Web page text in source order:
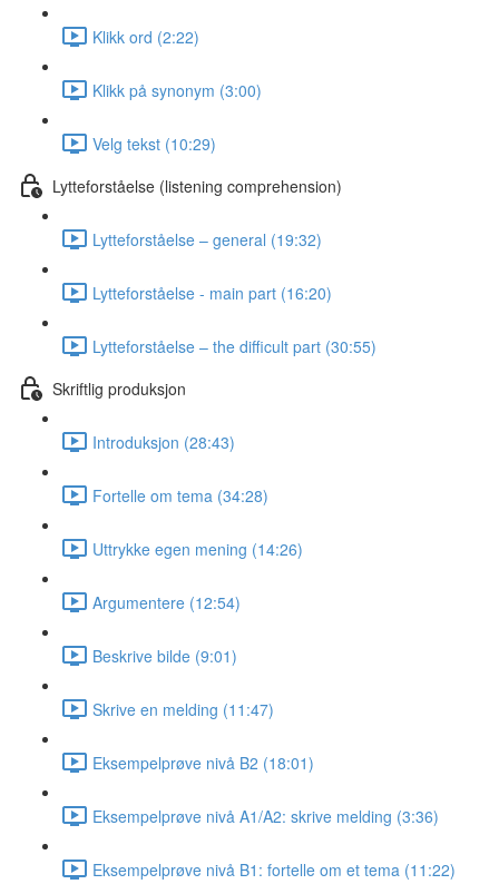
Klikk ord (2:22)
Klikk på synonym (3:00)
Velg tekst (10:29)
Lytteforståelse (listening comprehension)
Lytteforståelse – general (19:32)
Lytteforståelse - main part (16:20)
Lytteforståelse – the difficult part (30:55)
Skriftlig produksjon
Introduksjon (28:43)
Fortelle om tema (34:28)
Uttrykke egen mening (14:26)
Argumentere (12:54)
Beskrive bilde (9:01)
Skrive en melding (11:47)
Eksempelprøve nivå B2 (18:01)
Eksempelprøve nivå A1/A2: skrive melding (3:36)
Eksempelprøve nivå B1: fortelle om et tema (11:22)